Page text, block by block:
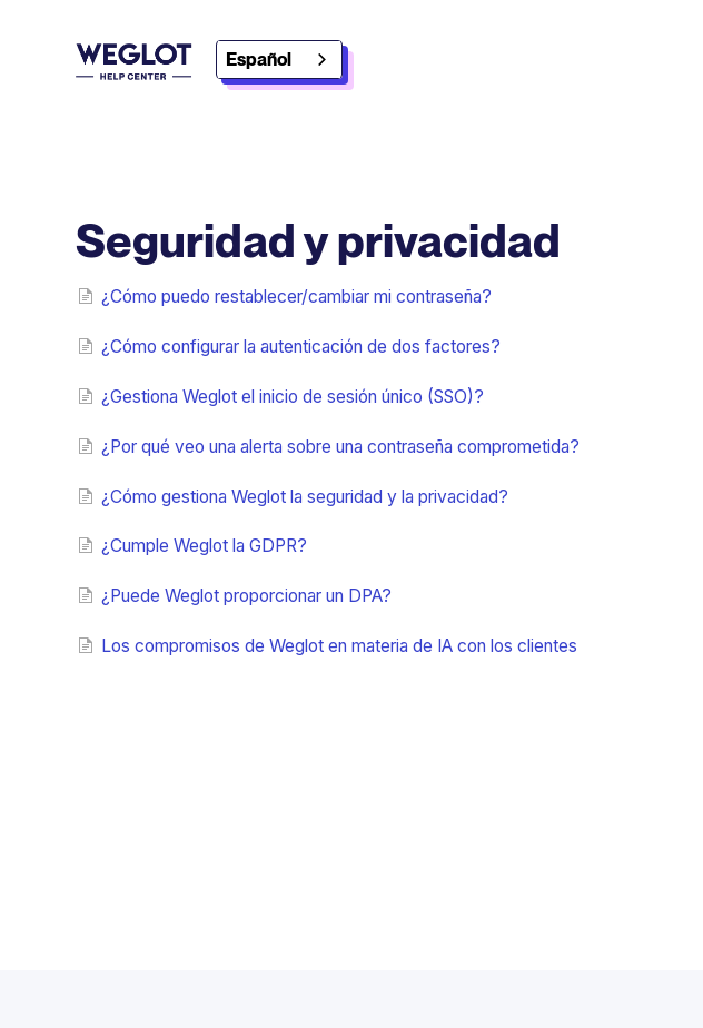
Español
Seguridad y privacidad
¿Cómo puedo restablecer/cambiar mi contraseña?
¿Cómo configurar la autenticación de dos factores?
¿Gestiona Weglot el inicio de sesión único (SSO)?
¿Por qué veo una alerta sobre una contraseña comprometida?
¿Cómo gestiona Weglot la seguridad y la privacidad?
¿Cumple Weglot la GDPR?
¿Puede Weglot proporcionar un DPA?
Los compromisos de Weglot en materia de IA con los clientes